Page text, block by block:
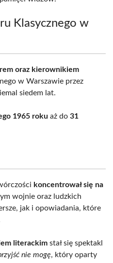
Klasycznego w
oraz kierownikiem
w Warszawie przez
siedem lat.
1965 roku aż do 31
koncentrował się na
wojnie oraz ludzkich
jak i opowiadania, które
literackim stał się spektakl
nie mogę, który oparty